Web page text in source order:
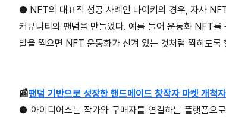
● NFT의 대표적 성공 사례인 나이키의 경우, 자사
커뮤니티와 팬덤을 만들었다. 예를 들어 운동화 NFT
발을 찍으면 NFT 운동화가 신겨 있는 것처럼 찍히도
📰팬덤 기반으로 성장한 핸드메이드 창작자 마켓 개척
●아이디어스는 작가와 구매자를 연결하는 플랫폼으